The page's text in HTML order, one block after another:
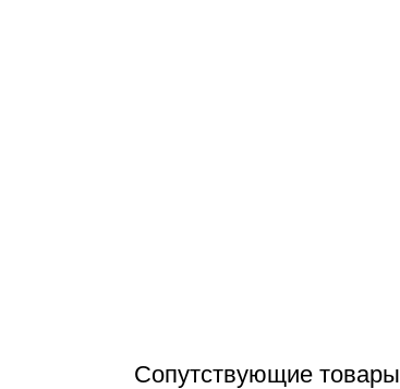
Сопутствующие товары